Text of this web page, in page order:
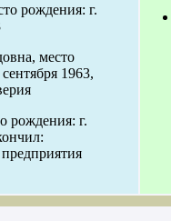
рождения: г.
место
1963,
рождения: г.